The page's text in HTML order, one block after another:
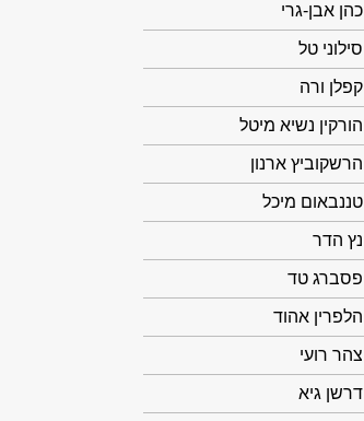
כהן אבן-גרי
סילוני טל
קפלן ורה
הורקין נשיא מיטל
הרשקוביץ ארנון
טננבאום מיכל
נץ הדר
פסברג טד
הלפרין אהוד
צהר רועי
דרשן גיא